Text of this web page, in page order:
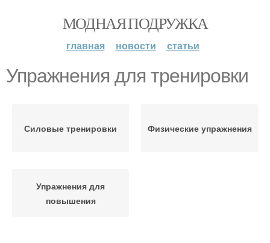
МОДНАЯ ПОДРУЖКА
главная новости статьи
Упражнения для тренировки
Силовые тренировки Физические упражнения
Упражнения для
повышения